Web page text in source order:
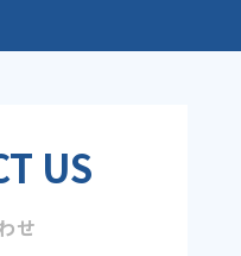
US
せ